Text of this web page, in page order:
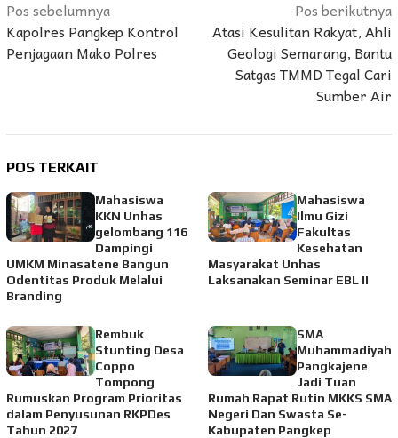
Navigasi
pos
Pos sebelumnya
Kapolres Pangkep Kontrol
Penjagaan Mako Polres
Pos berikutnya
Atasi Kesulitan Rakyat, Ahli
Geologi Semarang, Bantu
Satgas TMMD Tegal Cari
Sumber Air
POS TERKAIT
Mahasiswa
KKN Unhas
gelombang 116
Dampingi
UMKM Minasatene Bangun
Odentitas Produk Melalui
Branding
Mahasiswa
Ilmu Gizi
Fakultas
Kesehatan
Masyarakat Unhas
Laksanakan Seminar EBL II
Rembuk
Stunting Desa
Coppo
Tompong
Rumuskan Program Prioritas
dalam Penyusunan RKPDes
Tahun 2027
SMA
Muhammadiyah
Pangkajene
Jadi Tuan
Rumah Rapat Rutin MKKS SMA
Negeri Dan Swasta Se-
Kabupaten Pangkep